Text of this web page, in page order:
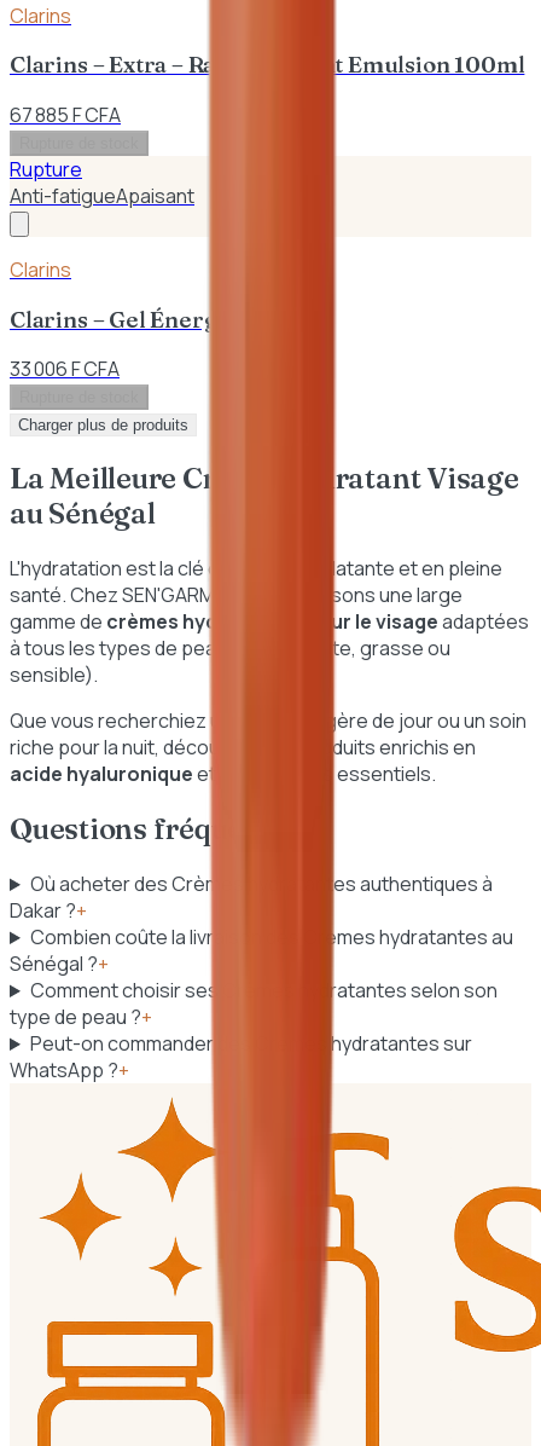
Clarins
Clarins – Extra – Raffermissant Emulsion 100ml
67 885 F CFA
Rupture
Anti-fatigueApaisant
Clarins
Clarins – Gel Énergisant 50ml
33 006 F CFA
Charger plus de produits
La Meilleure Crème Hydratant Visage
au Sénégal
L'hydratation est la clé d'une peau éclatante et en pleine
santé. Chez SEN'GARMI, nous proposons une large
gamme de crèmes hydratantes pour le visageadaptées
à tous les types de peau (sèche, mixte, grasse ou
sensible).
Que vous recherchiez une crème légère de jour ou un soin
riche pour la nuit, découvrez nos produits enrichis en
acide hyaluroniqueet autres actifs essentiels.
Questions fréquentes
Où acheter des Crèmes hydratantes authentiques à
Dakar ?+
Combien coûte la livraison des Crèmes hydratantes au
Sénégal ?+
Comment choisir ses Crèmes hydratantes selon son
type de peau ?+
Peut-on commander des Crèmes hydratantes sur
WhatsApp ?+